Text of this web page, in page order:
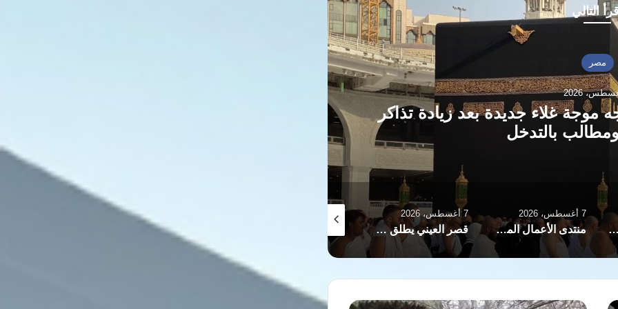
التالي
مصر
موجة غلاء جديدة بعد زيادة تذاكر
بالتدخل
قناة السويس إلى مركز إقليمي للوقود منخفض الكربون
7 أغسطس، 2026
منتدى الأعمال المصري التشادي يبحث زيادة الاستثمارات وتعزيز الشراكة الاقتصادية بين البلدين
7 أغسطس، 2026
قصر العيني يطلق «100 يوم صحة» للكشف المبكر عن السرطان والأمراض المزمنة بالمجان
7 أغسطس، 2026
ميدل